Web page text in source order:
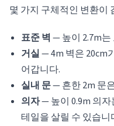
몇 가지 구체적인 변환이
표준 벽 — 높이 2.7m는
거실— 4m 벽은 20cm
어갑니다.
실내 문— 흔한 2m 문
의자— 높이 0.9m 의자
테일을 살릴 수 있습니